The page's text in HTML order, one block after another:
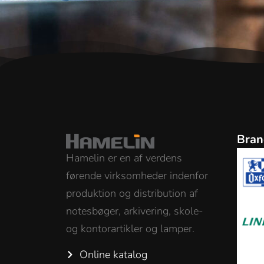
Hamelin er en af verdens
førende virksomheder indenfor
produktion og distribution af
notesbøger, arkivering, skole-
og kontorartikler og lamper.
Online katalog